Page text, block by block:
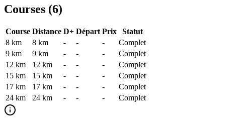
Courses (6)
Course Distance D+ Départ Prix
Statut
8 km
8 km - - -
Complet
9 km
9 km - - -
Complet
12 km
12 km - - -
Complet
15 km
15 km - - -
Complet
17 km
17 km - - -
Complet
24 km
24 km - - - Complet